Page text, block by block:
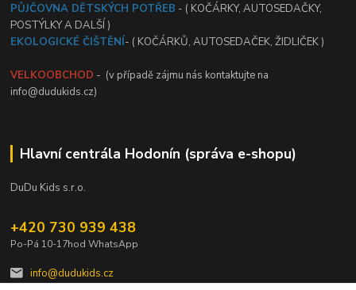
PŮJČOVNA DĚTSKÝCH POTŘEB - ( KOČÁRKY, AUTOSEDAČKY,
POSTÝLKY A DALŠÍ )
EKOLOGICKÉ ČIŠTĚNÍ- ( KOČÁRKŮ, AUTOSEDAČEK, ŽIDLIČEK )
VELKOOBCHOD - (v případě zájmu nás kontaktujte na
info@dudukids.cz)
Hlavní centrála Hodonín (správa e-shopu)
DuDu Kids s.r.o.
+420 730 939 438
Po-Pá 10-17hod WhatsApp
info@dudukids.cz